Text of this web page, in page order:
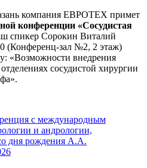
компания ЕВРОТЕХ примет
конференции «Сосудистая
спикер Сорокин Виталий
(Конференц-зал №2, 2 этаж)
«Возможности внедрения
сосудистой хирургии
с международным
и андрологии,
дня рождения А.А.